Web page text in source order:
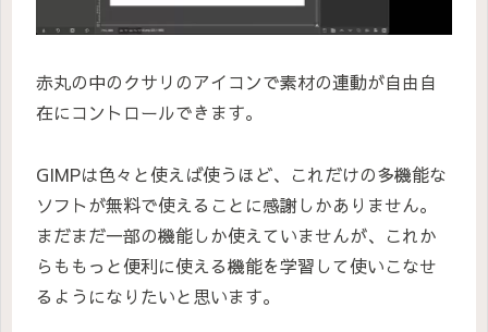
赤丸の中のクサリのアイコンで素材の連動が自由自
在にコントロールできます。
GIMPは色々と使えば使うほど、これだけの多機能な
ソフトが無料で使えることに感謝しかありません。
まだまだ一部の機能しか使えていませんが、これか
らももっと便利に使える機能を学習して使いこなせ
るようになりたいと思います。